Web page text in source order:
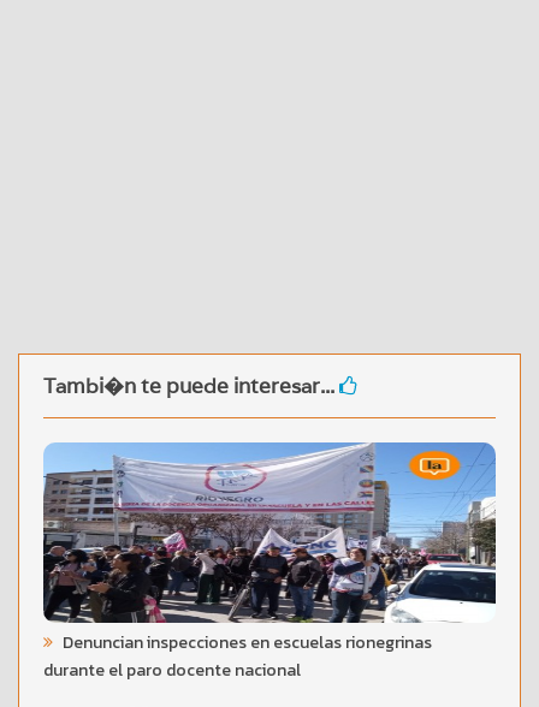
Tambi�n te puede interesar...
Denuncian inspecciones en escuelas rionegrinas
durante el paro docente nacional